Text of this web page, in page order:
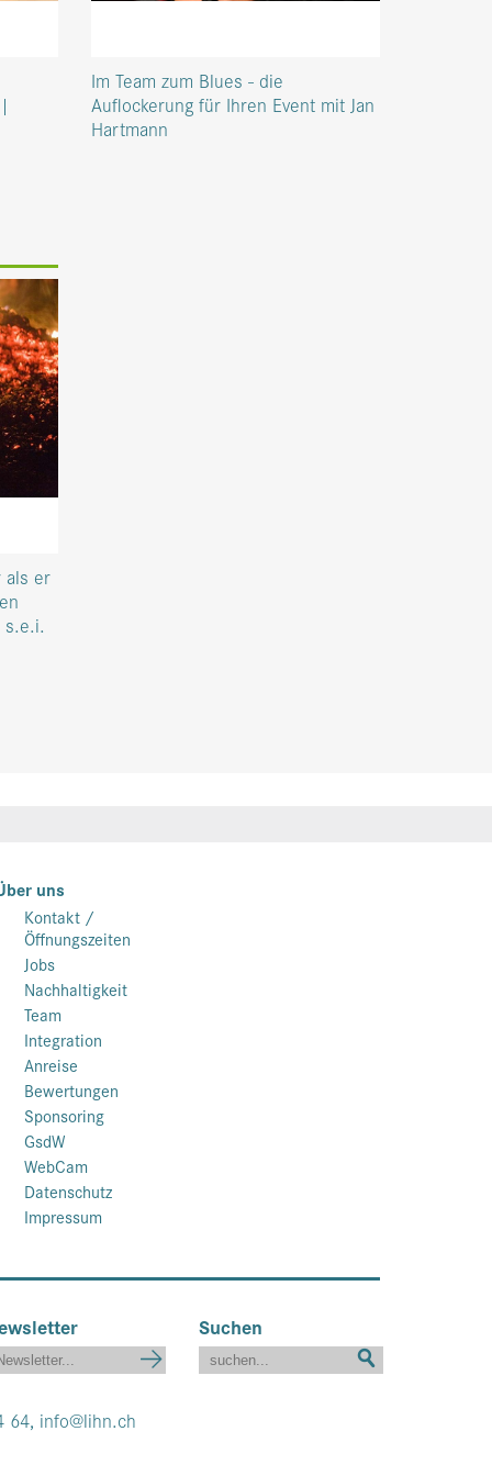
Im Team zum Blues - die
Auflockerung für Ihren Event mit Jan
Hartmann
als er
uns
Kontakt /
Öffnungszeiten
Jobs
Nachhaltigkeit
Team
Integration
Anreise
Bewertungen
Sponsoring
GsdW
WebCam
Datenschutz
Impressum
Suchen
64, info@lihn.ch